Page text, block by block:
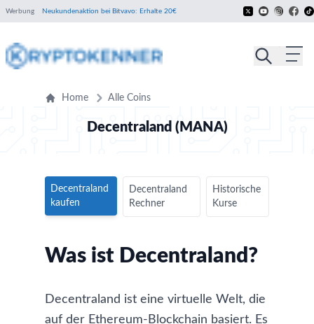
Werbung Neukundenaktion bei Bitvavo: Erhalte 20€
Home Alle Coins
Decentraland (MANA)
Decentraland
kaufen
Decentraland
Rechner
Historische
Kurse
Was ist Decentraland?
Decentraland ist eine virtuelle Welt, die
auf der Ethereum-Blockchain basiert. Es